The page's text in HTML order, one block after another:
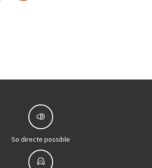
So directe possible